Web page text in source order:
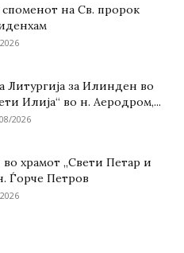
на Св. пророк
Литургија за Илинден во
Илија“ во н. Аеродром,...
2026
храмот „Свети Петар и
Ѓорче Петров